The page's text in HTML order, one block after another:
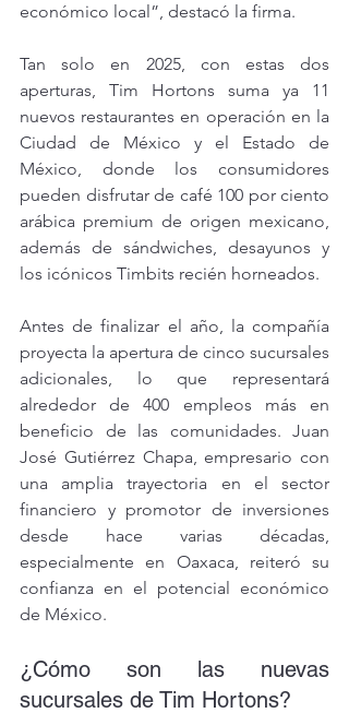
económico local”, destacó la firma.
Tan solo en 2025, con estas dos
aperturas, Tim Hortons suma ya 11
nuevos restaurantes en operación en la
Ciudad de México y el Estado de
México, donde los consumidores
pueden disfrutar de café 100 por ciento
arábica premium de origen mexicano,
además de sándwiches, desayunos y
los icónicos Timbits recién horneados.
Antes de finalizar el año, la compañía
proyecta la apertura de cinco sucursales
adicionales, lo que representará
alrededor de 400 empleos más en
beneficio de las comunidades. Juan
José Gutiérrez Chapa, empresario con
una amplia trayectoria en el sector
financiero y promotor de inversiones
desde hace varias décadas,
especialmente en Oaxaca, reiteró su
confianza en el potencial económico
de México.
¿Cómo son las nuevas
sucursales de Tim Hortons?